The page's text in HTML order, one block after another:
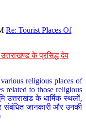
Re: Tourist Places Of
के प्रसिद्ध देव
religious places of
related to those religious
उत्तराखंड के धार्मिक स्थलों,
संबंधित जानकारी और उनकी